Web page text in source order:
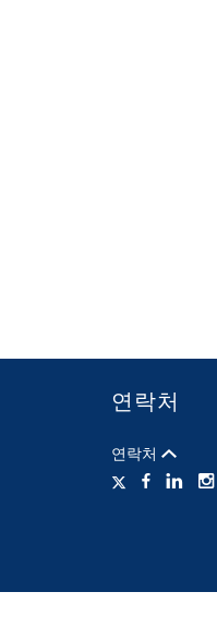
연락처
연락처